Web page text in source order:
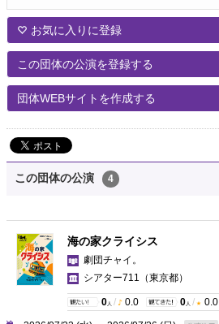
お気に入りに登録
この団体の公演を登録する
団体WEBサイトを作成する
この団体の公演 4
海の家クライシス
劇団チャイ。
シアター711
（東京都）
0 人 / 0.0 0 人 / 0.0